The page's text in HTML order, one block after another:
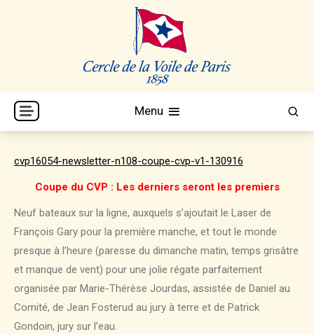
CVP
Cercle de la Voile de Paris
Menu
cvp16054-newsletter-n108-coupe-cvp-v1-130916
Coupe du CVP : Les derniers seront les premiers
Neuf bateaux sur la ligne, auxquels s’ajoutait le Laser de
François Gary pour la première manche, et tout le monde
presque à l’heure (paresse du dimanche matin, temps grisâtre
et manque de vent) pour une jolie régate parfaitement
organisée par Marie-Thérèse Jourdas, assistée de Daniel au
Comité, de Jean Fosterud au jury à terre et de Patrick
Gondoin, jury sur l’eau.